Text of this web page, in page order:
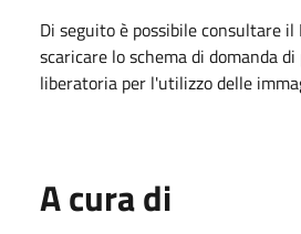
Di seguito è possibile consultare il
scaricare lo schema di domanda
liberatoria per l'utilizzo delle
A cura di